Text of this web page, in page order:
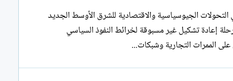
عبر سوريا بحلم ميناء حيفا؟ قراءة في التحولات الجيوسياسية والاقتصادية للشرق الأوسط الجديد
الشرق الأوسط مرحلة إعادة تشكيل غير مسبوقة لخرائط النفوذ السياسي
الممرات التجارية وشبكات...